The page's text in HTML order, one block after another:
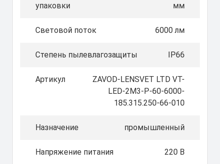
упаковки
мм
Световой поток 6000 лм
Степень пылевлагозащиты IP66
Артикул
ZAVOD-LENSVET LTD VT-
LED-2M3-P-60-6000-
185.315.250-66-010
Назначение промышленный
Напряжение питания 220 В